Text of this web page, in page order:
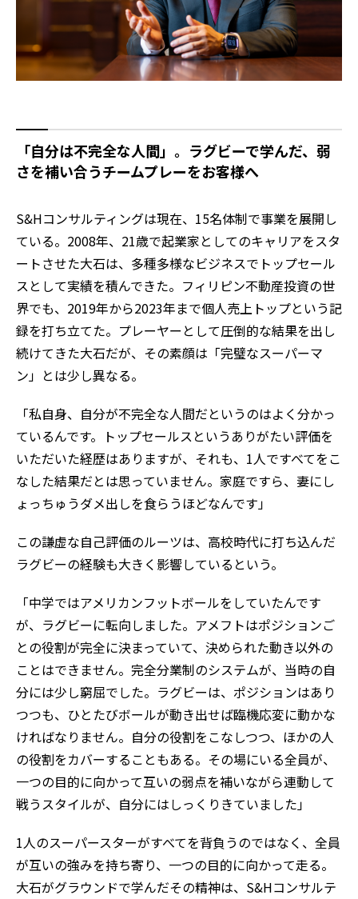
「自分は不完全な人間」。ラグビーで学んだ、弱
さを補い合うチームプレーをお客様へ
S&Hコンサルティングは現在、15名体制で事業を展開し
ている。2008年、21歳で起業家としてのキャリアをスタ
ートさせた大石は、多種多様なビジネスでトップセール
スとして実績を積んできた。フィリピン不動産投資の世
界でも、2019年から2023年まで個人売上トップという記
録を打ち立てた。プレーヤーとして圧倒的な結果を出し
続けてきた大石だが、その素顔は「完璧なスーパーマ
ン」とは少し異なる。
「私自身、自分が不完全な人間だというのはよく分かっ
ているんです。トップセールスというありがたい評価を
いただいた経歴はありますが、それも、1人ですべてをこ
なした結果だとは思っていません。家庭ですら、妻にし
ょっちゅうダメ出しを食らうほどなんです」
この謙虚な自己評価のルーツは、高校時代に打ち込んだ
ラグビーの経験も大きく影響しているという。
「中学ではアメリカンフットボールをしていたんです
が、ラグビーに転向しました。アメフトはポジションご
との役割が完全に決まっていて、決められた動き以外の
ことはできません。完全分業制のシステムが、当時の自
分には少し窮屈でした。ラグビーは、ポジションはあり
つつも、ひとたびボールが動き出せば臨機応変に動かな
ければなりません。自分の役割をこなしつつ、ほかの人
の役割をカバーすることもある。その場にいる全員が、
一つの目的に向かって互いの弱点を補いながら連動して
戦うスタイルが、自分にはしっくりきていました」
1人のスーパースターがすべてを背負うのではなく、全員
が互いの強みを持ち寄り、一つの目的に向かって走る。
大石がグラウンドで学んだその精神は、S&Hコンサルテ